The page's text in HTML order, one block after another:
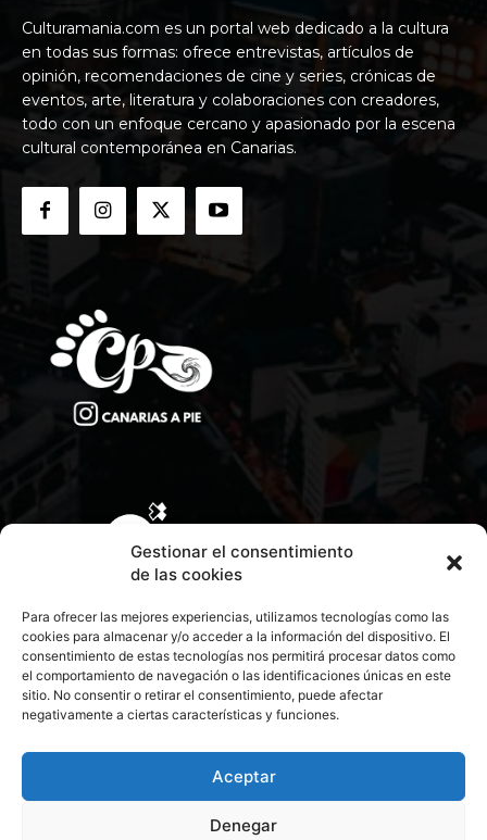
Gestionar el consentimiento
de las cookies
Para ofrecer las mejores experiencias, utilizamos tecnologías como las
cookies para almacenar y/o acceder a la información del dispositivo. El
consentimiento de estas tecnologías nos permitirá procesar datos como
el comportamiento de navegación o las identificaciones únicas en este
sitio. No consentir o retirar el consentimiento, puede afectar
negativamente a ciertas características y funciones.
Aceptar
Denegar
Culturamania.com es un portal web dedicado a la cultura
en todas sus formas: ofrece entrevistas, artículos de
opinión, recomendaciones de cine y series, crónicas de
eventos, arte, literatura y colaboraciones con creadores,
todo con un enfoque cercano y apasionado por la escena
cultural contemporánea en Canarias.
CONTACTA CON NOSOTROS